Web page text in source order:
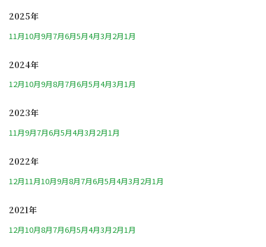
2025年
11月10月9月7月6月5月4月3月2月1月
2024年
12月10月9月8月7月6月5月4月3月1月
2023年
11月9月7月6月5月4月3月2月1月
2022年
12月11月10月9月8月7月6月5月4月3月2月1月
2021年
12月10月8月7月6月5月4月3月2月1月